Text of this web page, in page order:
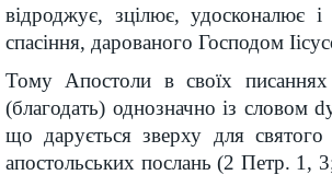
відроджує, зцілює, удосконалює
спасіння, дарованого Господом
Тому Апостоли в своїх
(благодать) однозначно із словом
що дарується зверху для
апостольських послань (2 Петр.